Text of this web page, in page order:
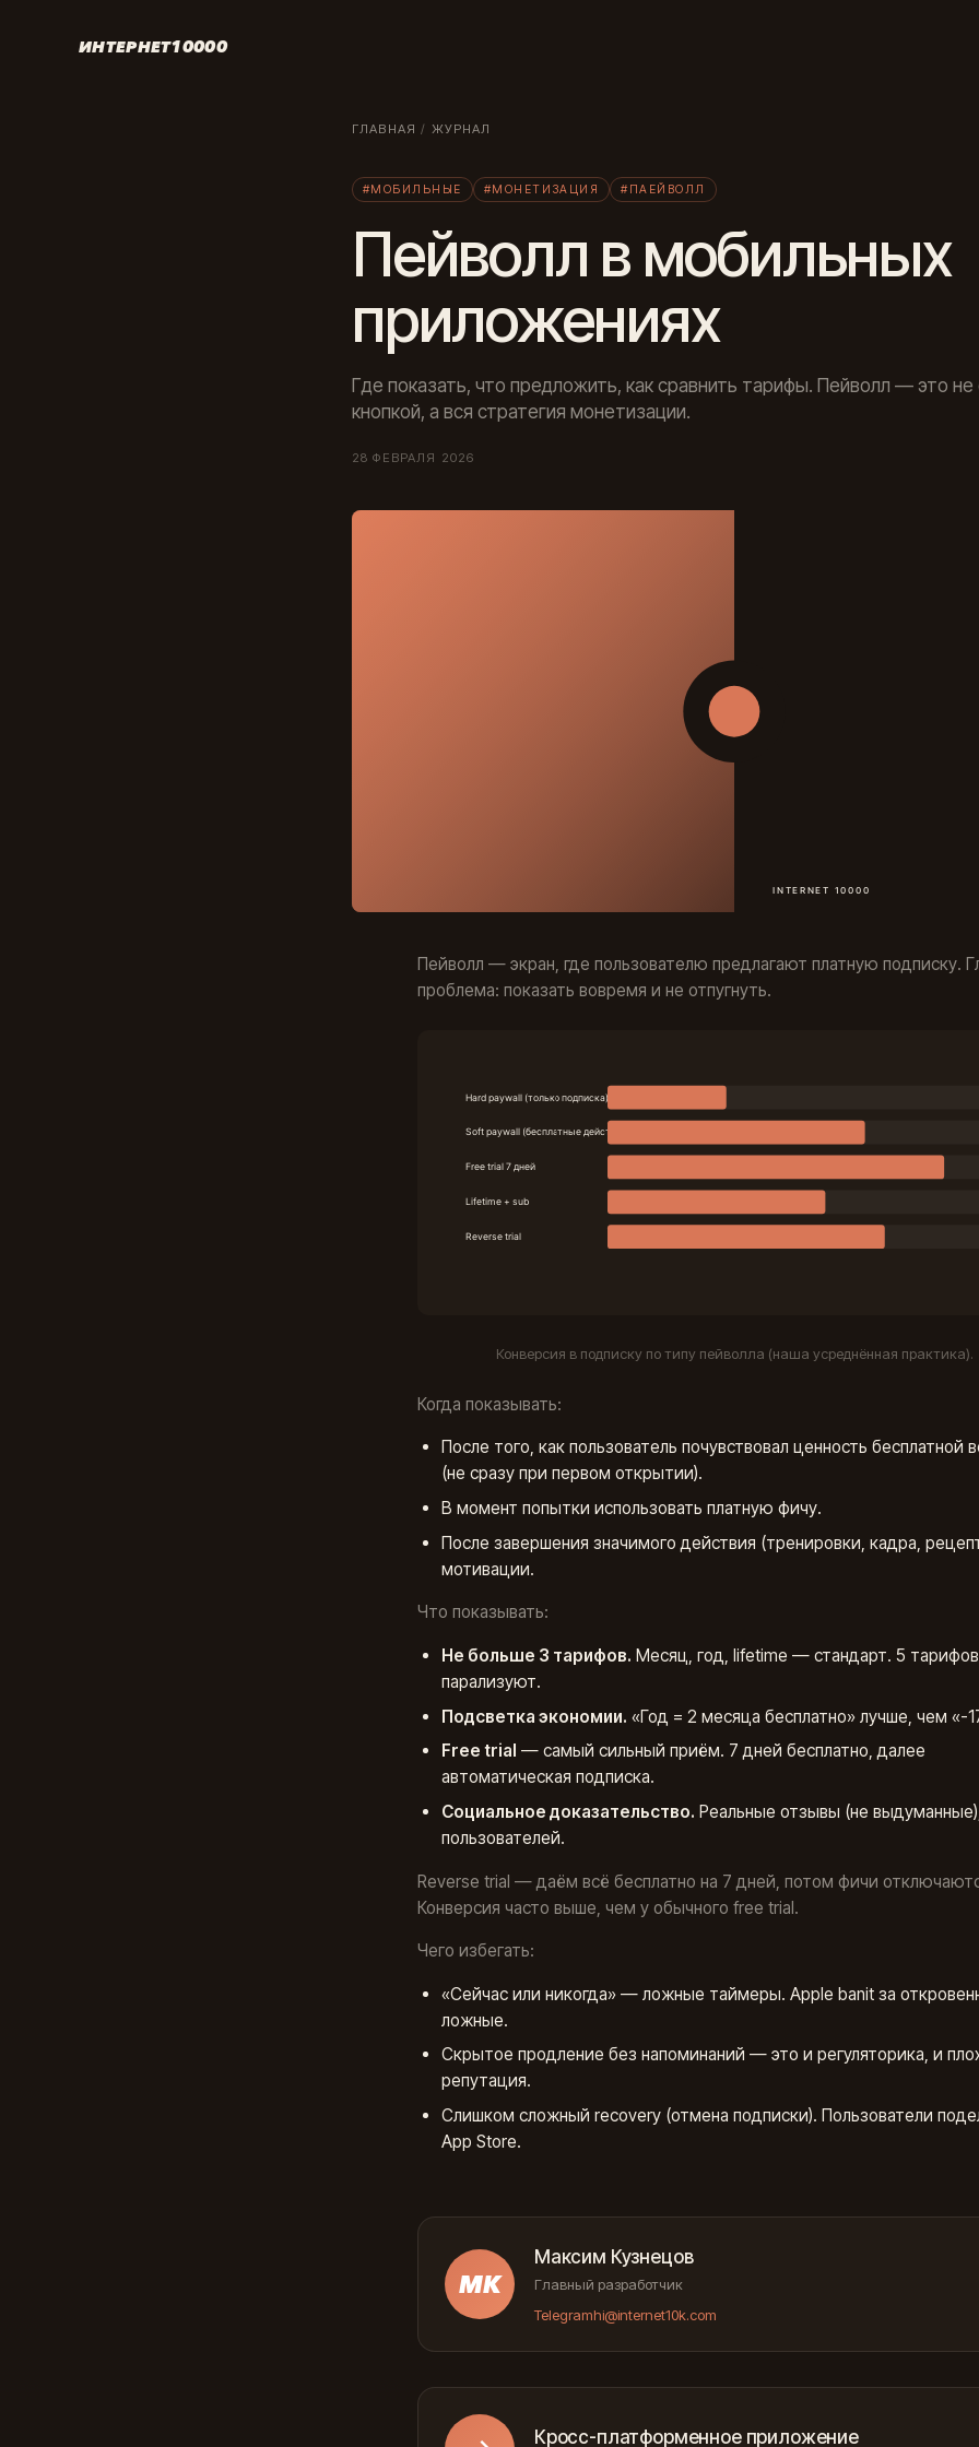
ИНТЕРНЕТ10000
ГЛАВНАЯ / ЖУРНАЛ
#МОБИЛЬНЫЕ #МОНЕТИЗАЦИЯ #ПАЕЙВОЛЛ
Пейволл в мобильных
приложениях
Где показать, что предложить, как сравнить тарифы. Пейволл — это не
кнопкой, а вся стратегия монетизации.
28 ФЕВРАЛЯ 2026
Пейволл — экран, где пользователю предлагают платную подписку.
проблема: показать вовремя и не отпугнуть.
Конверсия в подписку по типу пейволла (наша усреднённая практика).
Когда показывать:
После того, как пользователь почувствовал ценность бесплатной
(не сразу при первом открытии).
В момент попытки использовать платную фичу.
После завершения значимого действия (тренировки, кадра,
мотивации.
Что показывать:
Не больше 3 тарифов. Месяц, год, lifetime — стандарт. 5 тарифов
парализуют.
Подсветка экономии. «Год = 2 месяца бесплатно» лучше, чем «-
Free trial — самый сильный приём. 7 дней бесплатно, далее
автоматическая подписка.
Социальное доказательство. Реальные отзывы (не
пользователей.
Reverse trial — даём всё бесплатно на 7 дней, потом фичи
Конверсия часто выше, чем у обычного free trial.
Чего избегать:
«Сейчас или никогда» — ложные таймеры. Apple banit за
ложные.
Скрытое продление без напоминаний — это и регуляторика, и
репутация.
Слишком сложный recovery (отмена подписки). Пользователи
App Store.
МК
Максим Кузнецов
Главный разработчик
Telegramhi@internet10k.com
Кросс-платформенное приложение